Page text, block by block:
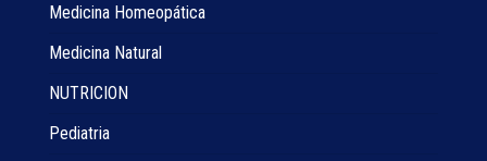
Medicina Homeopática
Medicina Natural
NUTRICION
Pediatria